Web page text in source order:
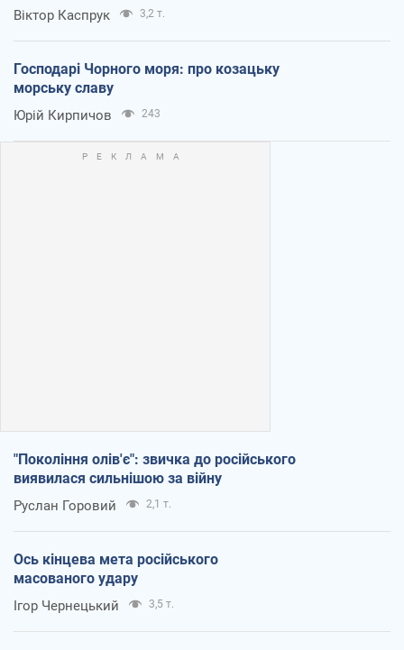
Віктор Каспрук 3,2 т.
Господарі Чорного моря: про козацьку
морську славу
Юрій Кирпичов 243
"Покоління олів'є": звичка до російського
виявилася сильнішою за війну
Руслан Горовий 2,1 т.
Ось кінцева мета російського
масованого удару
Ігор Чернецький 3,5 т.